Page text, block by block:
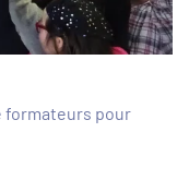
formateurs pour